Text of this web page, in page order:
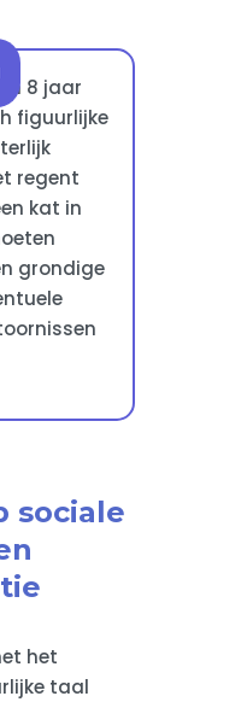
8 jaar
figuurlijke
regent
kat in
grondige
sociale
het
taal